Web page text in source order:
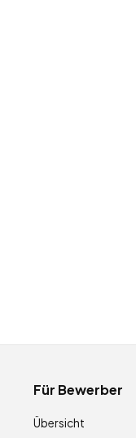
Für Bewerber
Übersicht